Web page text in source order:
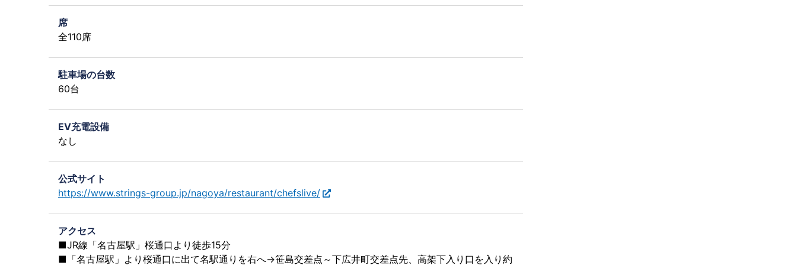
席
全110席
駐車場の台数
60台
EV充電設備
なし
公式サイト
https://www.strings-group.jp/nagoya/restaurant/chefslive/
アクセス
■JR線「名古屋駅」桜通口より徒歩15分
■「名古屋駅」より桜通口に出て名駅通りを右へ→笹島交差点～下広井町交差点先、高架下入り口を入り約